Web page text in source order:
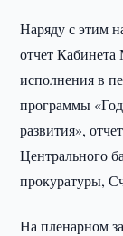
Наряду с этим
отчет
исполнения в
программы
развития»,
Центрального
прокуратуры,
На пленарном